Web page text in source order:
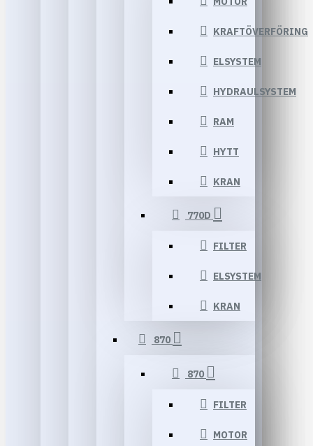
KRAFTÖVERFÖRING
ELSYSTEM
HYDRAULSYSTEM
RAM
HYTT
KRAN
770D
FILTER
ELSYSTEM
KRAN
870
870
FILTER
MOTOR